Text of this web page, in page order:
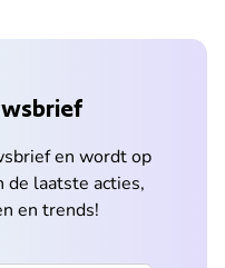
en wordt op
de laatste acties,
en trends!